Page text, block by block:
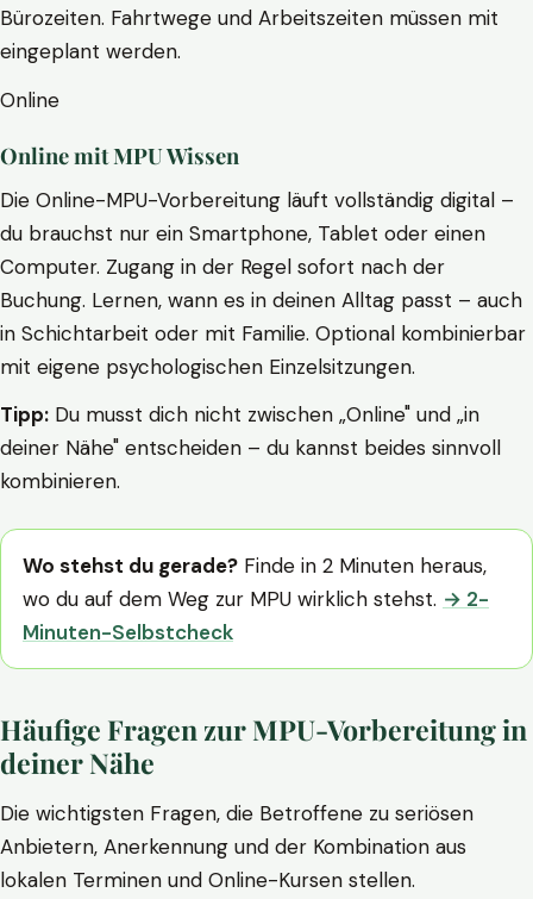
Bürozeiten. Fahrtwege und Arbeitszeiten müssen mit
eingeplant werden.
Online
Online mit MPU Wissen
Die Online-MPU-Vorbereitung läuft vollständig digital –
du brauchst nur ein Smartphone, Tablet oder einen
Computer. Zugang in der Regel sofort nach der
Buchung. Lernen, wann es in deinen Alltag passt – auch
in Schichtarbeit oder mit Familie. Optional kombinierbar
mit eigene psychologischen Einzelsitzungen.
Tipp: Du musst dich nicht zwischen „Online" und „in
deiner Nähe" entscheiden – du kannst beides sinnvoll
kombinieren.
Wo stehst du gerade? Finde in 2 Minuten heraus,
wo du auf dem Weg zur MPU wirklich stehst. → 2-
Minuten-Selbstcheck
Häufige Fragen zur MPU-Vorbereitung in
deiner Nähe
Die wichtigsten Fragen, die Betroffene zu seriösen
Anbietern, Anerkennung und der Kombination aus
lokalen Terminen und Online-Kursen stellen.